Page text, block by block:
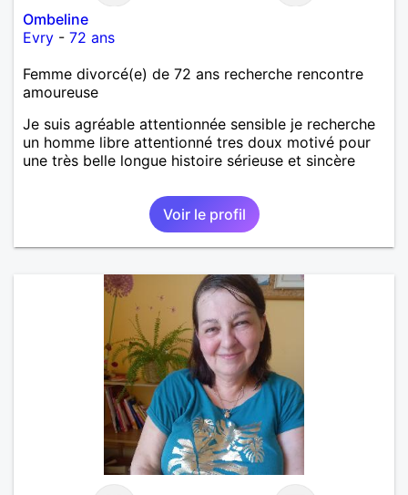
Ombeline
Evry - 72 ans
Femme divorcé(e) de 72 ans recherche rencontre
amoureuse
Je suis agréable attentionnée sensible je recherche
un homme libre attentionné tres doux motivé pour
une très belle longue histoire sérieuse et sincère
Voir le profil